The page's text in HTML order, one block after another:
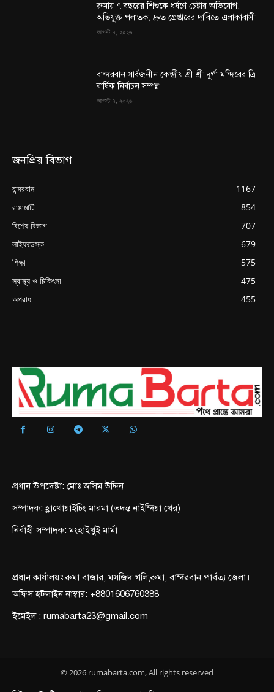
রুমায় ৭ বছরের শিশুকে ধর্ষণে চেষ্টার অভিযোগ:
অভিযুক্ত পলাতক, দ্রুত গ্রেপ্তারের দাবিতে এলাকাবাসী
আগস্ট ৭, ২০২৬
বান্দরবান সার্বজনীন কেন্দ্রীয় শ্রী শ্রী দুর্গা মন্দিরের ত্রি
বার্ষিক নির্বাচন সম্পন্ন
আগস্ট ৭, ২০২৬
জনপ্রিয় বিভাগ
বান্দরবান
1167
রাঙামাটি
854
বিশেষ বিভাগ
707
লাইফডেস্ক
679
শিক্ষা
575
স্বাস্থ্য ও চিকিৎসা
475
অপরাধ
455
প্রধান উপদেষ্টা: মোঃ জসিম উদ্দিন
সম্পাদক: হ্লাথোয়াইচিং মারমা (ভদন্ত নাইন্দিয়া থের)
নির্বাহী সম্পাদক: মংহাইথুই মার্মা
প্রধান কার্যালয়ঃ রুমা বাজার, মসজিদ গলি,রুমা, বান্দরবান পার্বত্য জেলা।
অফিস হটলাইন নাম্বার: +8801606760388
ইমেইল : rumabarta23@gmail.com
© 2026 rumabarta.com, All rights reserved